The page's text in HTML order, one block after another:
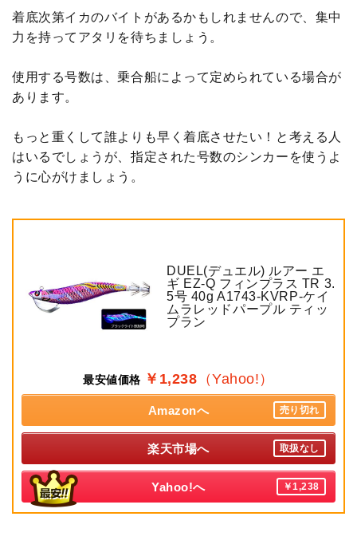
着底次第イカのバイトがあるかもしれませんので、集中
力を持ってアタリを待ちましょう。
使用する号数は、乗合船によって定められている場合が
あります。
もっと重くして誰よりも早く着底させたい！と考える人
はいるでしょうが、指定された号数のシンカーを使うよ
うに心がけましょう。
DUEL(デュエル) ルアー エ
ギ EZ-Q フィンプラス TR 3.
5号 40g A1743-KVRP-ケイ
ムラレッドパープル ティッ
プラン
最安値価格 ￥1,238 （Yahoo!）
Amazonへ 売り切れ
楽天市場へ 取扱なし
Yahoo!へ ￥1,238